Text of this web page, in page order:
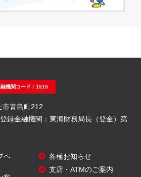
機関コード：1515
青島町212
録金融機関：東海財務局長（登金）第
ペ
各種お知らせ
支店・ATMのご案内